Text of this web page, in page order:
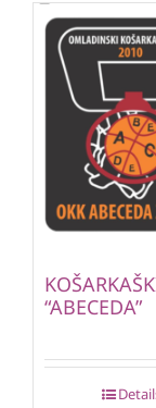
“ABECEDA”